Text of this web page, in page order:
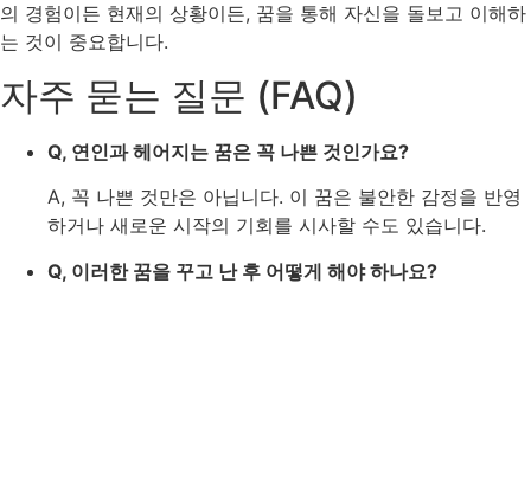
의 경험이든 현재의 상황이든, 꿈을 통해 자신을 돌보고 이해하
는 것이 중요합니다.
자주 묻는 질문 (FAQ)
Q, 연인과 헤어지는 꿈은 꼭 나쁜 것인가요?
A, 꼭 나쁜 것만은 아닙니다. 이 꿈은 불안한 감정을 반영
하거나 새로운 시작의 기회를 시사할 수도 있습니다.
Q, 이러한 꿈을 꾸고 난 후 어떻게 해야 하나요?